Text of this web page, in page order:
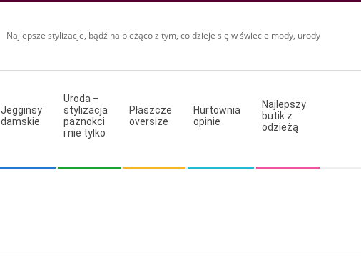
Najlepsze stylizacje, bądź na bieżąco z tym, co dzieje się w świecie mody, urody
Jegginsy
damskie
Uroda –
stylizacja
paznokci
i nie tylko
Płaszcze
oversize
Hurtownia
opinie
Najlepszy
butik z
odzieżą